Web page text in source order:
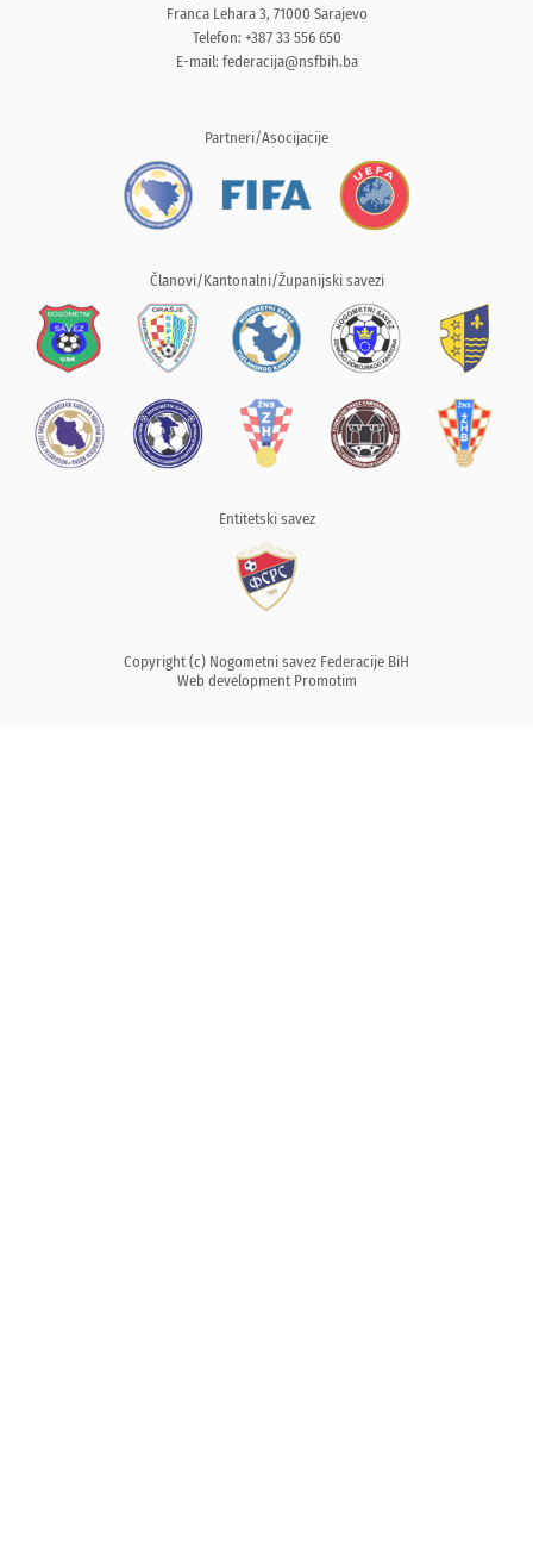
Franca Lehara 3, 71000 Sarajevo
Telefon: +387 33 556 650
E-mail: federacija@nsfbih.ba
Partneri/Asocijacije
Članovi/Kantonalni/Županijski savezi
Entitetski savez
Copyright (c) Nogometni savez Federacije BiH
Web development Promotim